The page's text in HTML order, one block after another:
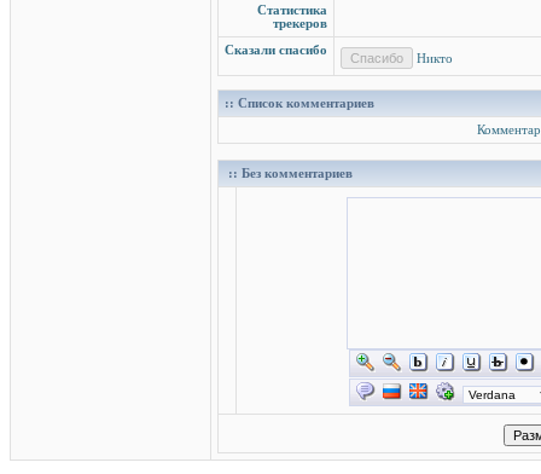
Статистика
трекеров
Сказали спасибо
Никто
:: Список комментариев
:: Без комментариев